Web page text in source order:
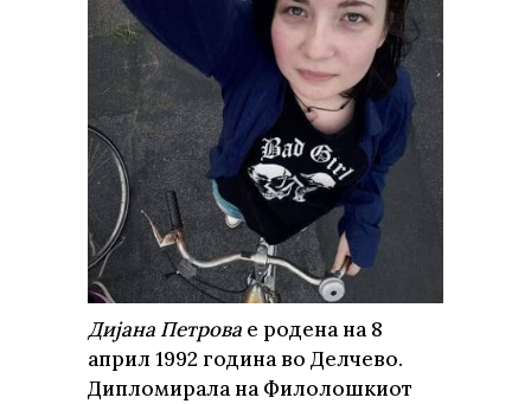
Дијана Петрова е родена на 8
април 1992 година во Делчево.
Дипломирала на Филолошкиот